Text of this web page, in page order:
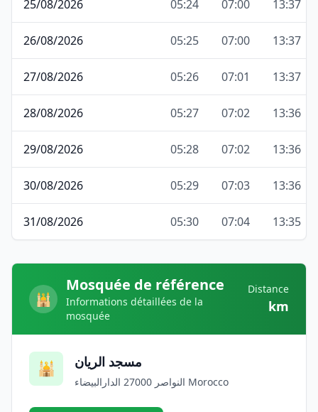
25/08/2026 05:24 07:00 13:37
26/08/2026 05:25 07:00 13:37
27/08/2026 05:26 07:01 13:37
28/08/2026 05:27 07:02 13:36
29/08/2026 05:28 07:02 13:36
30/08/2026 05:29 07:03 13:36
31/08/2026 05:30 07:04 13:35
🕌
Mosquée de référence
Informations détaillées de la
mosquée
Distance
km
🕌 مسجد الريان
النواصر 27000 الدارالبيضاء Morocco